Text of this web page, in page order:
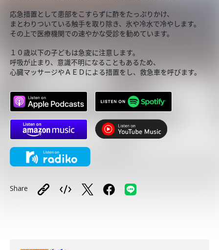
応急措置として患部をこすらずに酢をたっぷりかけ、
まとわりついている触手を取り除き、氷や冷水で冷やします。
その上で医療機関での速やかな受診を勧めています。
１０歳以下の子どもは急変に注意します。
呼吸が止まり、意識不明になることもあるため、
心臓マッサージやＡＥＤによる措置をし、救急車を呼びます。
Share